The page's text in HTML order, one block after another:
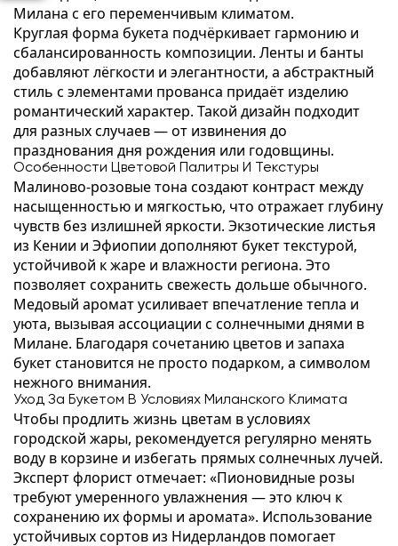
Милана с его переменчивым климатом.
Круглая форма букета подчёркивает гармонию и
сбалансированность композиции. Ленты и банты
добавляют лёгкости и элегантности, а абстрактный
стиль с элементами прованса придаёт изделию
романтический характер. Такой дизайн подходит
для разных случаев — от извинения до
празднования дня рождения или годовщины.
Особенности Цветовой Палитры И Текстуры
Малиново-розовые тона создают контраст между
насыщенностью и мягкостью, что отражает глубину
чувств без излишней яркости. Экзотические листья
из Кении и Эфиопии дополняют букет текстурой,
устойчивой к жаре и влажности региона. Это
позволяет сохранить свежесть дольше обычного.
Медовый аромат усиливает впечатление тепла и
уюта, вызывая ассоциации с солнечными днями в
Милане. Благодаря сочетанию цветов и запаха
букет становится не просто подарком, а символом
нежного внимания.
Уход За Букетом В Условиях Миланского Климатa
Чтобы продлить жизнь цветам в условиях
городской жары, рекомендуется регулярно менять
воду в корзине и избегать прямых солнечных лучей.
Эксперт флорист отмечает: «Пионовидные розы
требуют умеренного увлажнения — это ключ к
сохранению их формы и аромата». Использование
устойчивых сортов из Нидерландов помогает